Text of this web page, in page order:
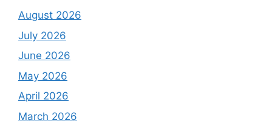
August 2026
July 2026
June 2026
May 2026
April 2026
March 2026